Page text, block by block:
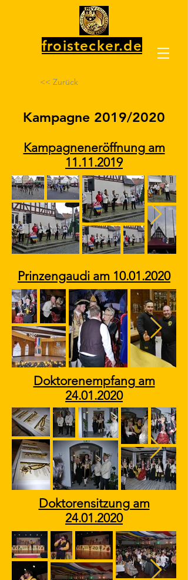
froistecker.de
<< Zurück
Kampagne 2019/2020
Kampagneneröffnung am
11.11.2019
Prinzengaudi am 10.01.2020
Doktorenempfang am
24.01.2020
Doktorensitzung am
24.01.2020